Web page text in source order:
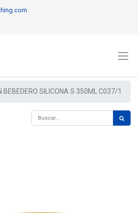
BEBEDERO SILICONA S 350ML C037/1